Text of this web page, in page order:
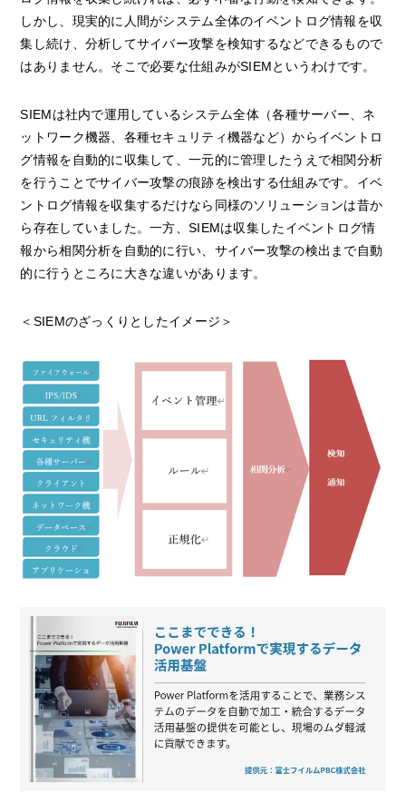
しかし、現実的に人間がシステム全体のイベントログ情報を収
集し続け、分析してサイバー攻撃を検知するなどできるもので
はありません。そこで必要な仕組みがSIEMというわけです。
SIEMは社内で運用しているシステム全体（各種サーバー、ネ
ットワーク機器、各種セキュリティ機器など）からイベントロ
グ情報を自動的に収集して、一元的に管理したうえで相関分析
を行うことでサイバー攻撃の痕跡を検出する仕組みです。イベ
ントログ情報を収集するだけなら同様のソリューションは昔か
ら存在していました。一方、SIEMは収集したイベントログ情
報から相関分析を自動的に行い、サイバー攻撃の検出まで自動
的に行うところに大きな違いがあります。
＜SIEMのざっくりとしたイメージ＞